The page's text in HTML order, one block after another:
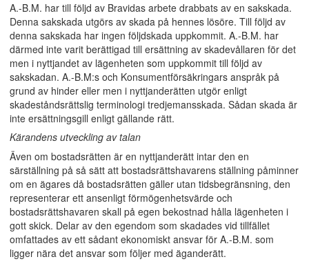
A.-B.M. har till följd av Bravidas arbete drabbats av en sakskada.
Denna sakskada utgörs av skada på hennes lösöre. Till följd av
denna sakskada har ingen följdskada uppkommit. A.-B.M. har
därmed inte varit berättigad till ersättning av skadevållaren för det
men i nyttjandet av lägenheten som uppkommit till följd av
sakskadan. A.-B.M:s och Konsumentförsäkringars anspråk på
grund av hinder eller men i nyttjanderätten utgör enligt
skadeståndsrättslig terminologi tredjemansskada. Sådan skada är
inte ersättningsgill enligt gällande rätt.
Kärandens utveckling av talan
Även om bostadsrätten är en nyttjanderätt intar den en
särställning på så sätt att bostadsrättshavarens ställning påminner
om en ägares då bostadsrätten gäller utan tidsbegränsning, den
representerar ett ansenligt förmögenhetsvärde och
bostadsrättshavaren skall på egen bekostnad hålla lägenheten i
gott skick. Delar av den egendom som skadades vid tillfället
omfattades av ett sådant ekonomiskt ansvar för A.-B.M. som
ligger nära det ansvar som följer med äganderätt.